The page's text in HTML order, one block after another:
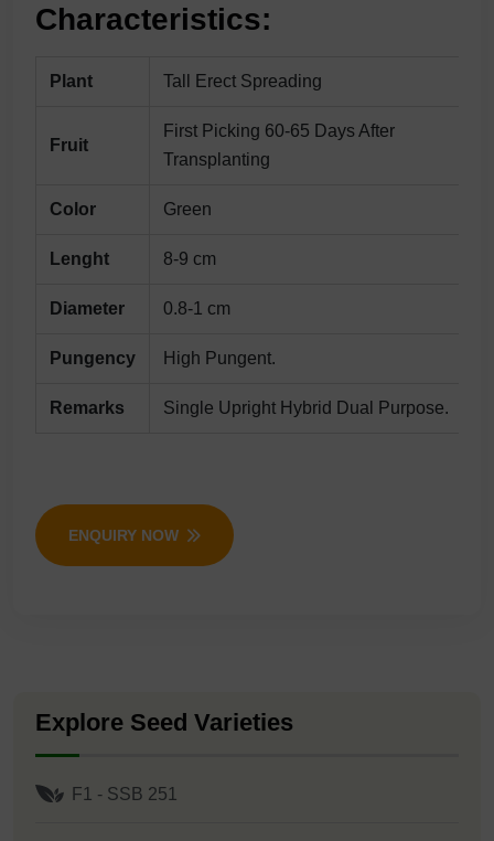
Characteristics:
Plant Tall Erect Spreading
Fruit
First Picking 60-65 Days After
Transplanting
Color Green
Lenght 8-9 cm
Diameter 0.8-1 cm
Pungency High Pungent.
Remarks Single Upright Hybrid Dual Purpose.
ENQUIRY NOW
Explore Seed Varieties
F1 - SSB 251